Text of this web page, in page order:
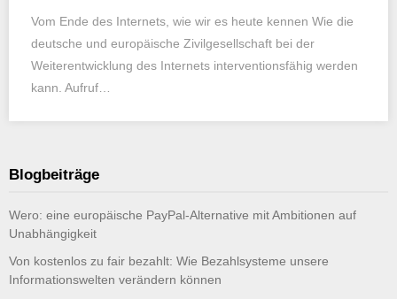
Vom Ende des Internets, wie wir es heute kennen Wie die
deutsche und europäische Zivilgesellschaft bei der
Weiterentwicklung des Internets interventionsfähig werden
kann. Aufruf…
Blogbeiträge
Wero: eine europäische PayPal-Alternative mit Ambitionen auf
Unabhängigkeit
Von kostenlos zu fair bezahlt: Wie Bezahlsysteme unsere
Informationswelten verändern können